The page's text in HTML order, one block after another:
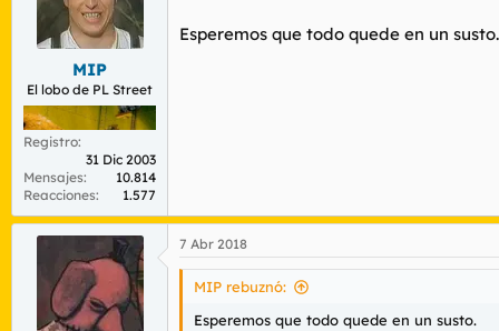
MIP
El lobo de PL Street
Registro
31 Dic 2003
Mensajes
10.814
Reacciones
1.577
Esperemos que todo quede en un susto.
7 Abr 2018
MIP rebuznó:
Esperemos que todo quede en un susto.